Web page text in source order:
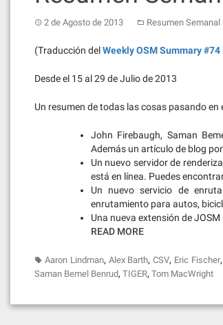
2 de Agosto de 2013 Resumen Semanal
(Traducción delWeekly OSM Summary #74
Desde el 15 al 29 de Julio de 2013
Un resumen de todas las cosas pasando en
John Firebaugh, Saman
Además un artículo de blog
Un nuevo servidor de
está en línea. Puedes
Un nuevo servicio de
enrutamiento para autos,
Una nueva extensión de JOSM
READ MORE
Aaron Lindman, Alex Barth,CSV, Eric Fischer,
Saman Bemel Benrud, TIGER, Tom MacWright